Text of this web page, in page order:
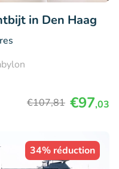
in Den Haag
€107,81 €97,03
34% réduction